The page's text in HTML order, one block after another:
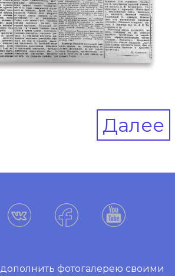
Далее
фотогалерею своими